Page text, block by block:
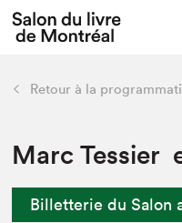
L'événement
Préparer sa
Actualités
retour
Préparer sa visite
Liens pratiques
Retour à la
Marc Tessier
Billetterie du Salon